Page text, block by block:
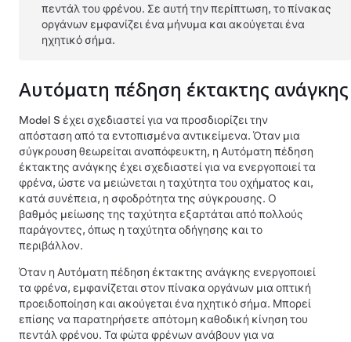
πεντάλ του φρένου. Σε αυτή την περίπτωση, τοπίνακας
οργάνωνεμφανίζει ένα μήνυμα και ακούγεται ένα
ηχητικό σήμα.
Αυτόματη πέδηση έκτακτης ανάγκης
Model S έχει σχεδιαστεί για να προσδιορίζει την
απόσταση από τα εντοπισμένα αντικείμενα. Όταν μια
σύγκρουση θεωρείται αναπόφευκτη, η Αυτόματη πέδηση
έκτακτης ανάγκης έχει σχεδιαστεί για να ενεργοποιεί τα
φρένα, ώστε να μειώνεται η ταχύτητα του οχήματος και,
κατά συνέπεια, η σφοδρότητα της σύγκρουσης. Ο
βαθμός μείωσης της ταχύτητα εξαρτάται από πολλούς
παράγοντες, όπως η ταχύτητα οδήγησης και το
περιβάλλον.
Όταν η Αυτόματη πέδηση έκτακτης ανάγκης ενεργοποιεί
τα φρένα, εμφανίζεται στον πίνακα οργάνων μια οπτική
προειδοποίηση και ακούγεται ένα ηχητικό σήμα. Μπορεί
επίσης να παρατηρήσετε απότομη καθοδική κίνηση του
πεντάλ φρένου. Τα φώτα φρένων ανάβουν για να